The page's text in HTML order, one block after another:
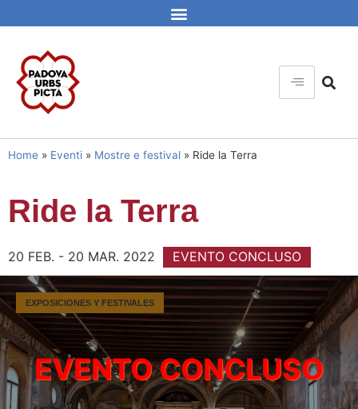
Home » Eventi » Mostre e festival » Ride la Terra
Ride la Terra
20 FEB. - 20 MAR. 2022 EVENTO CONCLUSO
EXPOSICIONES Y FESTIVALES